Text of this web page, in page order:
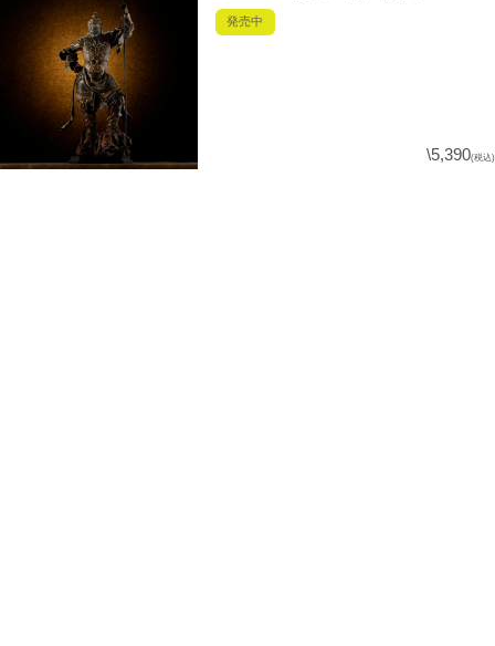
発売中
\5,390(税込)